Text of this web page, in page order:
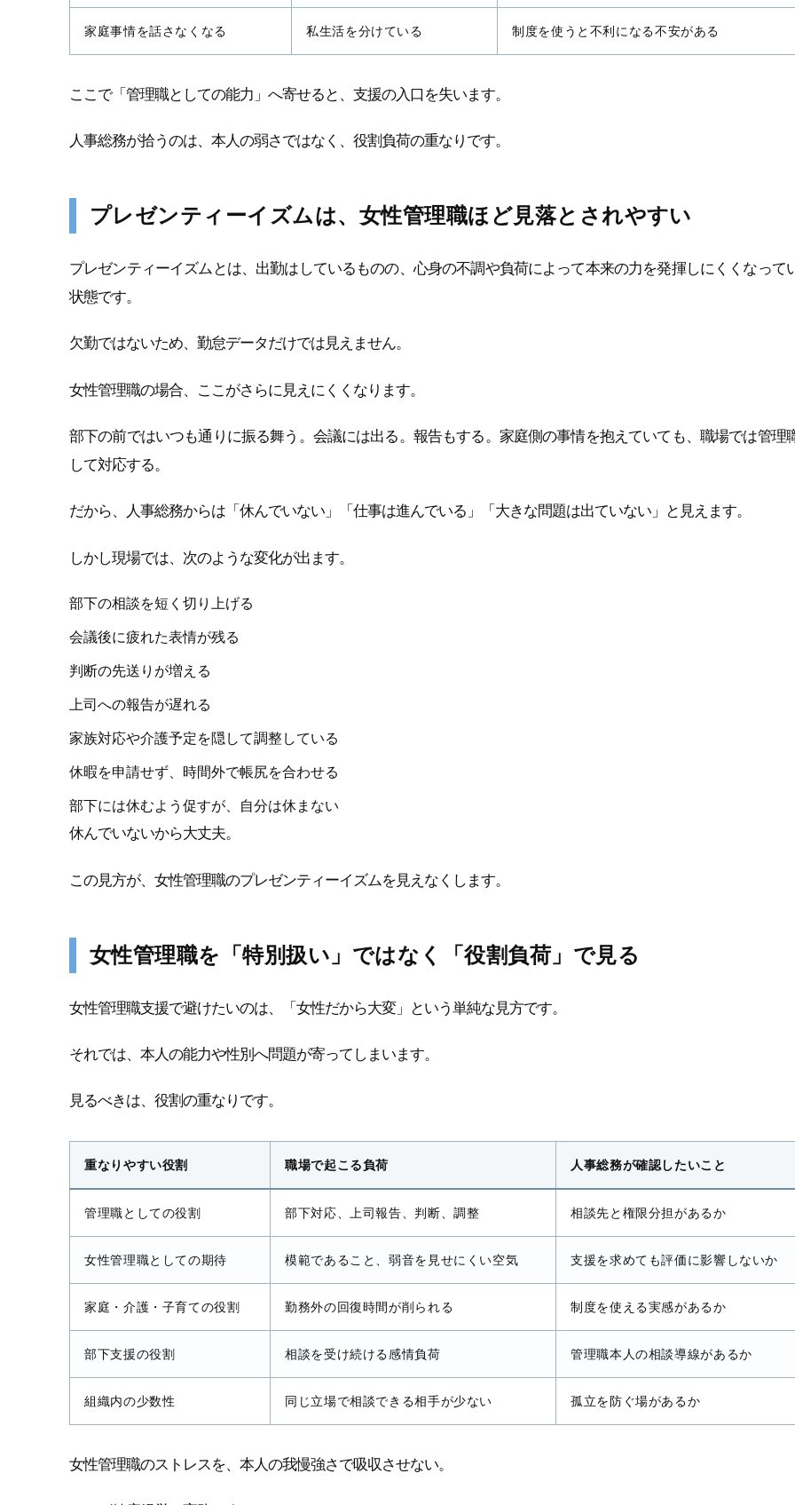
家庭事情を話さなくなる 私生活を分けている 制度を使うと不利になる不安がある
ここで「管理職としての能力」へ寄せると、支援の入口を失います。
人事総務が拾うのは、本人の弱さではなく、役割負荷の重なりです。
プレゼンティーイズムは、女性管理職ほど見落とされやすい
プレゼンティーイズムとは、出勤はしているものの、心身の不調や負荷によって本来の力を発揮しにくくなって
状態です。
欠勤ではないため、勤怠データだけでは見えません。
女性管理職の場合、ここがさらに見えにくくなります。
部下の前ではいつも通りに振る舞う。会議には出る。報告もする。家庭側の事情を抱えていても、職場では管理
して対応する。
だから、人事総務からは「休んでいない」「仕事は進んでいる」「大きな問題は出ていない」と見えます。
しかし現場では、次のような変化が出ます。
部下の相談を短く切り上げる
会議後に疲れた表情が残る
判断の先送りが増える
上司への報告が遅れる
家族対応や介護予定を隠して調整している
休暇を申請せず、時間外で帳尻を合わせる
部下には休むよう促すが、自分は休まない
休んでいないから大丈夫。
この見方が、女性管理職のプレゼンティーイズムを見えなくします。
女性管理職を「特別扱い」ではなく「役割負荷」で見る
女性管理職支援で避けたいのは、「女性だから大変」という単純な見方です。
それでは、本人の能力や性別へ問題が寄ってしまいます。
見るべきは、役割の重なりです。
重なりやすい役割 職場で起こる負荷 人事総務が確認したいこと
管理職としての役割 部下対応、上司報告、判断、調整 相談先と権限分担があるか
女性管理職としての期待 模範であること、弱音を見せにくい空気 支援を求めても評価に影響しないか
家庭・介護・子育ての役割 勤務外の回復時間が削られる 制度を使える実感があるか
部下支援の役割 相談を受け続ける感情負荷 管理職本人の相談導線があるか
組織内の少数性 同じ立場で相談できる相手が少ない 孤立を防ぐ場があるか
女性管理職のストレスを、本人の我慢強さで吸収させない。